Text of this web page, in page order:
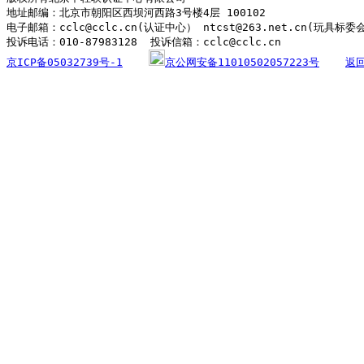
地址邮编：北京市朝阳区西坝河西路3号楼4层 100102
电子邮箱：cclc@cclc.cn(认证中心） ntcst@263.net.cn(玩具标委
京ICP备05032739号-1
京公网安备11010502057223号 返